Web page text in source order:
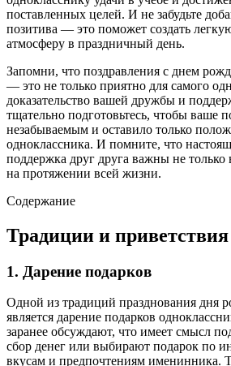
поставленных целей. И не забудьте
позитива — это поможет создать
атмосферу в праздничный день.
Запомни, что поздравления с днем
— это не только приятно для самого
доказательство вашей дружбы и
тщательно подготовьтесь, чтобы ваше
незабываемым и оставило только
одноклассника. И помните, что
поддержка друг друга важны не
на протяжении всей жизни.
Содержание
Традиции и приветствия
1. Дарение подарков
Одной из традиций празднования дня
является дарение подарков
заранее обсуждают, что имеет смысл
сбор денег или выбирают подарок по
вкусам и предпочтениям именинника.